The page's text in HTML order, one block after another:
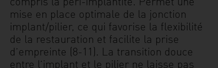
mise en place optimale de la jonction
implant/pilier, ce qui favorise la flexibilité
de la restauration et facilite la prise
d’empreinte (8-11). La transition douce
entre l’implant et le pilier ne laisse pas